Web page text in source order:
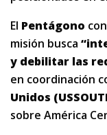
El Pentágono
misión busca
y debilitar las
en coordinación
Unidos
sobre América